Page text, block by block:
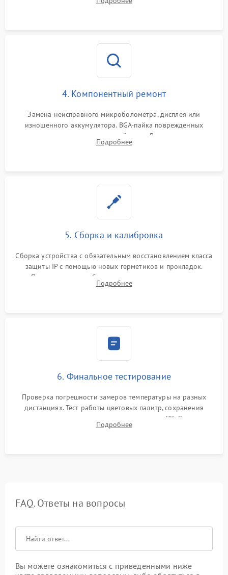
интерфейсов связи. Выявление сгоревших SMD-компонентов
4. Компонентный ремонт
Замена неисправного микроболометра, дисплея или
изношенного аккумулятора. BGA-пайка поврежденных
контроллеров на материнской плате. Восстановление
разъемов и кнопок, замена поврежденных элементов
Подробнее
5. Сборка и калибровка
Сборка устройства с обязательным восстановлением класса
защиты IP с помощью новых герметиков и прокладок.
Программная калибровка матрицы по эталонному
абсолютно черному телу для точного измерения температур.
Подробнее
6. Финальное тестирование
Проверка погрешности замеров температуры на разных
дистанциях. Тест работы цветовых палитр, сохранения
термограмм в память и передачи данных на ПК. Проверка
автономности работы и итоговый контроль качества.
Подробнее
FAQ. Ответы на вопросы
Вы можете ознакомиться с приведенными ниже